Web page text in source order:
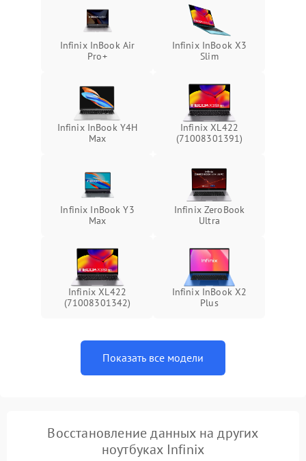
оперативной памяти:
вылеты приложений,
Проблемы Wi‑Fi или
Infinix InBook Air
Pro+
Infinix InBook X3
Slim
Infinix InBook Y4H
Max
Infinix XL422
(71008301391)
Infinix InBook Y3
Max
Infinix ZeroBook
Ultra
Infinix XL422
(71008301342)
Infinix InBook X2
Plus
Показать все модели
Восстановление данных на других
ноутбуках Infinix